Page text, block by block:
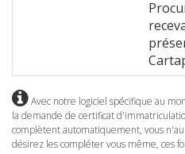
Avec notre logiciel spécifique au
la demande de certificat
complètent automatiquement, vous
désirez les compléter vous même, ces